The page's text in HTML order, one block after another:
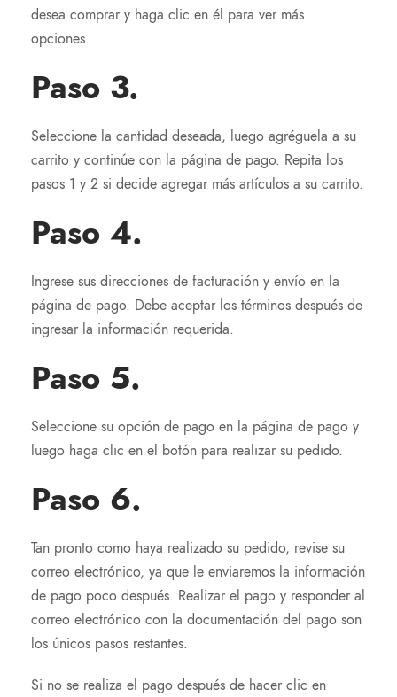
desea comprar y haga clic en él para ver más
opciones.
Paso 3.
Seleccione la cantidad deseada, luego agréguela a su
carrito y continúe con la página de pago. Repita los
pasos 1 y 2 si decide agregar más artículos a su carrito.
Paso 4.
Ingrese sus direcciones de facturación y envío en la
página de pago. Debe aceptar los términos después de
ingresar la información requerida.
Paso 5.
Seleccione su opción de pago en la página de pago y
luego haga clic en el botón para realizar su pedido.
Paso 6.
Tan pronto como haya realizado su pedido, revise su
correo electrónico, ya que le enviaremos la información
de pago poco después. Realizar el pago y responder al
correo electrónico con la documentación del pago son
los únicos pasos restantes.
Si no se realiza el pago después de hacer clic en